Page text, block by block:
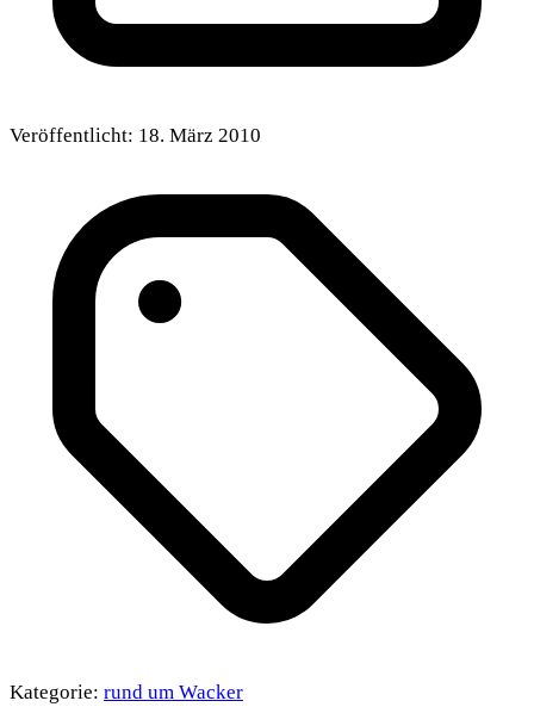
Veröffentlicht: 18. März 2010
Kategorie: rund um Wacker